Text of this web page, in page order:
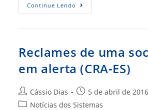
Continue Lendo CFA
É
Adotar
Eletrônico
De
Reclames de uma
em alerta (CRA-ES)
Autor
do
Cássio Dias
Post
publicado:
5 de abril de 2016
Categoria
Notícias dos Sistemas